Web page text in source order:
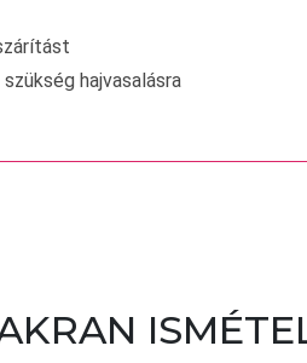
hajvasalásra